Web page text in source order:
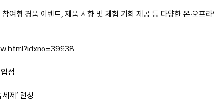
여형 경품 이벤트, 제품 시향 및 체험 기회 제공 등 다양한 온·오프
점
제’ 런칭